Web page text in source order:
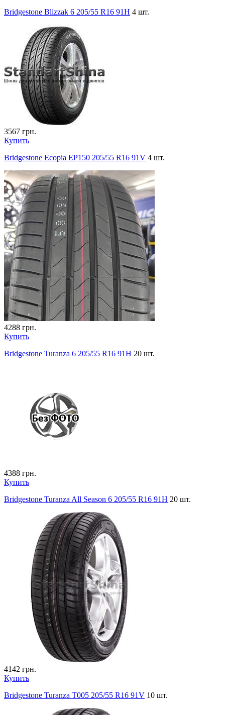
Bridgestone Blizzak 6 205/55 R16 91H 4 шт.
3567 грн.
Купить
Bridgestone Ecopia EP150 205/55 R16 91V 4 шт.
4288 грн.
Купить
Bridgestone Turanza 6 205/55 R16 91H 20 шт.
4388 грн.
Купить
Bridgestone Turanza All Season 6 205/55 R16 91H 20 шт.
4142 грн.
Купить
Bridgestone Turanza T005 205/55 R16 91V 10 шт.